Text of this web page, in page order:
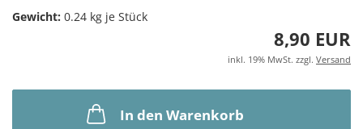
Gewicht: 0.24 kg je Stück
8,90 EUR
inkl. 19% MwSt. zzgl. Versand
In den Warenkorb